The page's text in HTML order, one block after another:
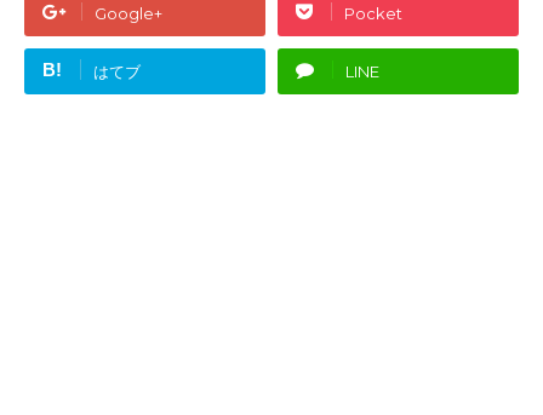
Google+ Pocket
B! はてブ LINE